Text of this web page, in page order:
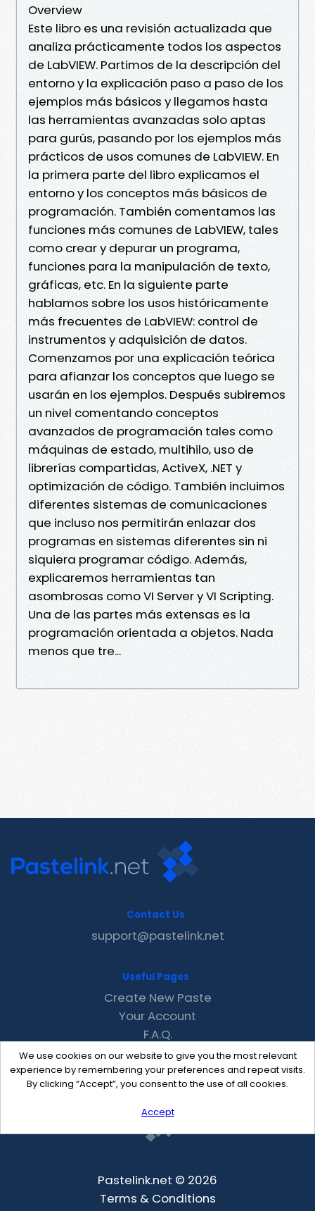
Overview
Este libro es una revisión actualizada que
analiza prácticamente todos los aspectos
de LabVIEW. Partimos de la descripción del
entorno y la explicación paso a paso de los
ejemplos más básicos y llegamos hasta
las herramientas avanzadas solo aptas
para gurús, pasando por los ejemplos más
prácticos de usos comunes de LabVIEW. En
la primera parte del libro explicamos el
entorno y los conceptos más básicos de
programación. También comentamos las
funciones más comunes de LabVIEW, tales
como crear y depurar un programa,
funciones para la manipulación de texto,
gráficas, etc. En la siguiente parte
hablamos sobre los usos históricamente
más frecuentes de LabVIEW: control de
instrumentos y adquisición de datos.
Comenzamos por una explicación teórica
para afianzar los conceptos que luego se
usarán en los ejemplos. Después subiremos
un nivel comentando conceptos
avanzados de programación tales como
máquinas de estado, multihilo, uso de
librerías compartidas, ActiveX, .NET y
optimización de código. También incluimos
diferentes sistemas de comunicaciones
que incluso nos permitirán enlazar dos
programas en sistemas diferentes sin ni
siquiera programar código. Además,
explicaremos herramientas tan
asombrosas como VI Server y VI Scripting.
Una de las partes más extensas es la
programación orientada a objetos. Nada
menos que tre...
We use cookies on our website to give you the most relevant
experience by remembering your preferences and repeat visits.
By clicking “Accept”, you consent to the use of all cookies.
Accept
Contact Us
support@pastelink.net
Useful Pages
Create New Paste
Your Account
F.A.Q.
Recent
Contact
Pastelink.net © 2026
Terms & Conditions